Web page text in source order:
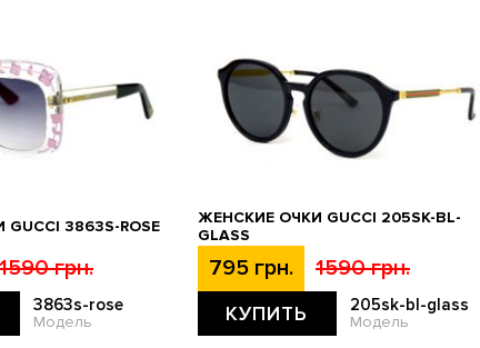
3863S-ROSE
1590 грн.
3863s-rose
Модель
ЖЕНСКИЕ ОЧКИ GUCCI 205SK-BL-
GLASS
795 грн. 1590 грн.
КУПИТЬ 205sk-bl-glass
Модель